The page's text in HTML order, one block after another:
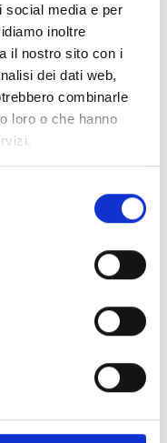
social media e per
inoltre
il nostro sito con i
dei dati web,
combinarle
loro o che hanno
10 (Conf